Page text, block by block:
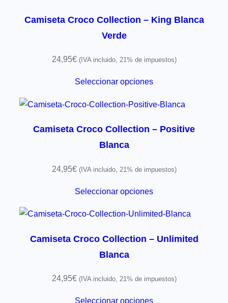
Camiseta Croco Collection – King Blanca
Verde
24,95€ (IVA incluido, 21% de impuestos)
Seleccionar opciones
Camiseta Croco Collection – Positive
Blanca
24,95€ (IVA incluido, 21% de impuestos)
Seleccionar opciones
Camiseta Croco Collection – Unlimited
Blanca
24,95€ (IVA incluido, 21% de impuestos)
Seleccionar opciones